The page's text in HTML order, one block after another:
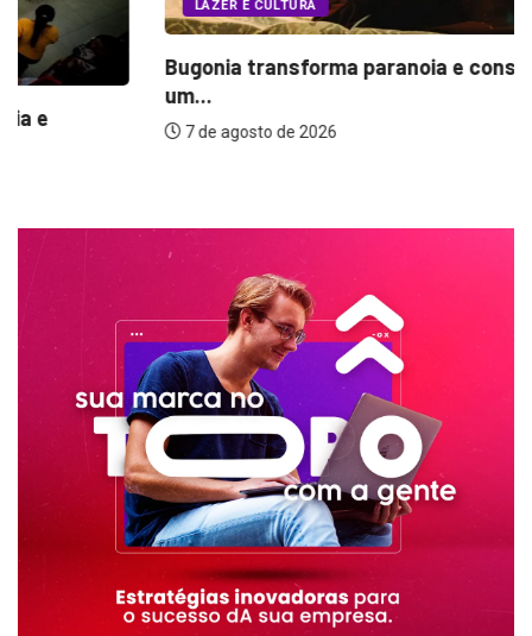
LAZER E CULTURA
Bugonia transforma paranoia e conspiração em
um...
7 de agosto de 2026